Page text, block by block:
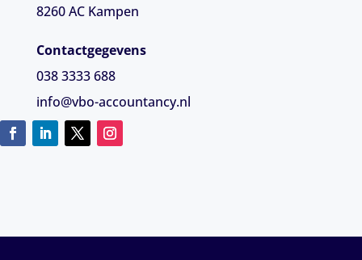
8260 AC Kampen
Contactgegevens
038 3333 688
info@vbo-accountancy.nl